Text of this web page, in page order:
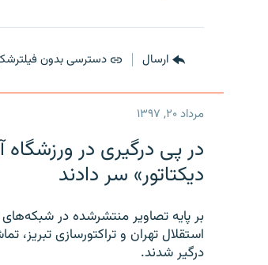
ارسال دسترسی بدون
مرداد ۲۰, ۱۳۹۷
در پی درگیری در ورزشگاه
دیکتاتور» سر دادند
بر پایه تصاویر منتشرشده در
استقلال تهران و تراکتورسازی تبریز،
درگیر شدند.